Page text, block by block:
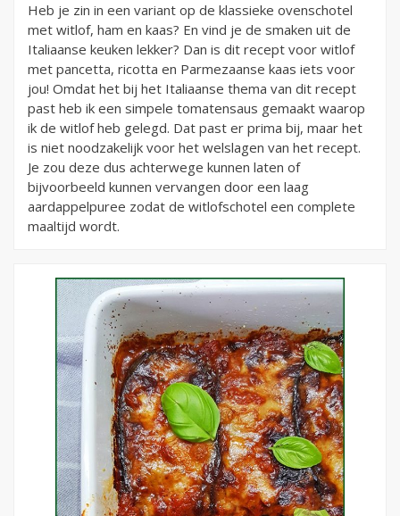
Heb je zin in een variant op de klassieke ovenschotel
met witlof, ham en kaas? En vind je de smaken uit de
Italiaanse keuken lekker? Dan is dit recept voor witlof
met pancetta, ricotta en Parmezaanse kaas iets voor
jou! Omdat het bij het Italiaanse thema van dit recept
past heb ik een simpele tomatensaus gemaakt waarop
ik de witlof heb gelegd. Dat past er prima bij, maar het
is niet noodzakelijk voor het welslagen van het recept.
Je zou deze dus achterwege kunnen laten of
bijvoorbeeld kunnen vervangen door een laag
aardappelpuree zodat de witlofschotel een complete
maaltijd wordt.